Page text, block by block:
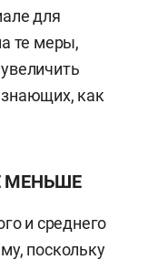
для
те меры,
знающих, как
МЕНЬШЕ
и среднего
поскольку